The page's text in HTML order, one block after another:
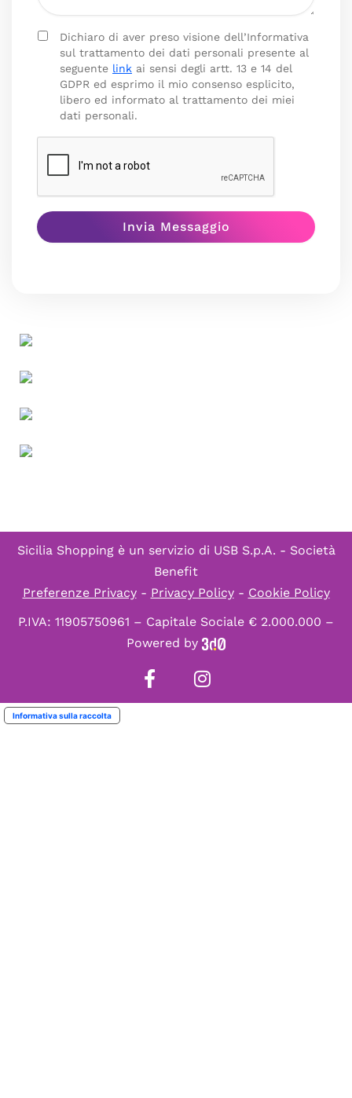
Dichiaro di aver preso visione dell’Informativa
sul trattamento dei dati personali presente al
seguente link ai sensi degli artt. 13 e 14 del
GDPR ed esprimo il mio consenso esplicito,
libero ed informato al trattamento dei miei
dati personali.
Sicilia Shopping è un servizio di USB S.p.A. - Società
Benefit
Preferenze Privacy- Privacy Policy- Cookie Policy
P.IVA: 11905750961 – Capitale Sociale € 2.000.000 –
Powered by
Informativa sulla raccolta